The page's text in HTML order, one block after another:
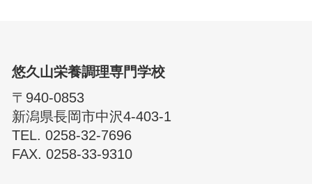
悠久山栄養調理専門学校
〒940-0853
新潟県長岡市中沢4-403-1
TEL. 0258-32-7696
FAX. 0258-33-9310